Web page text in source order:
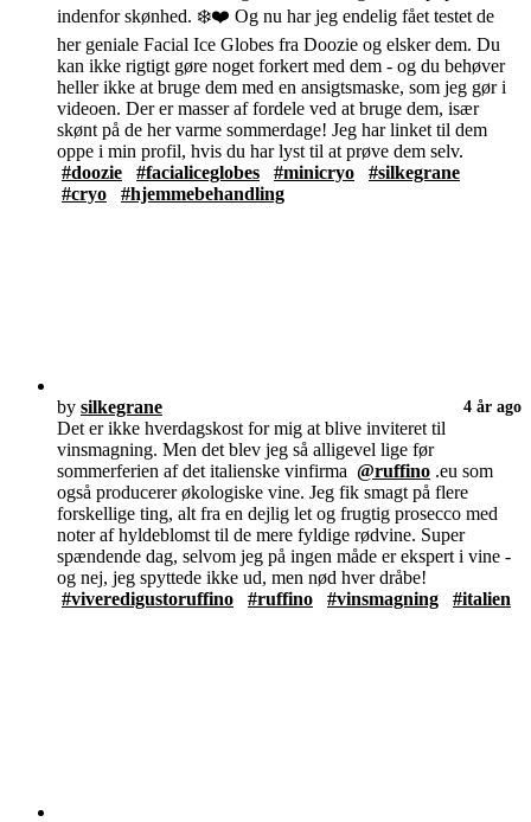
indenfor skønhed. ❄️❤️ Og nu har jeg endelig fået testet de
her geniale Facial Ice Globes fra Doozie og elsker dem. Du
kan ikke rigtigt gøre noget forkert med dem - og du behøver
heller ikke at bruge dem med en ansigtsmaske, som jeg gør i
videoen. Der er masser af fordele ved at bruge dem, især
skønt på de her varme sommerdage! Jeg har linket til dem
oppe i min profil, hvis du har lyst til at prøve dem selv.
#doozie
#facialiceglobes #minicryo
#silkegrane
#cryo
#hjemmebehandling
by silkegrane 4 år ago
Det er ikke hverdagskost for mig at blive inviteret til
vinsmagning. Men det blev jeg så alligevel lige før
sommerferien af det italienske vinfirma @ruffino .eu som
også producerer økologiske vine. Jeg fik smagt på flere
forskellige ting, alt fra en dejlig let og frugtig prosecco med
noter af hyldeblomst til de mere fyldige rødvine. Super
spændende dag, selvom jeg på ingen måde er ekspert i vine -
og nej, jeg spyttede ikke ud, men nød hver dråbe!
#viveredigustoruffino
#ruffino #vinsmagning #italien